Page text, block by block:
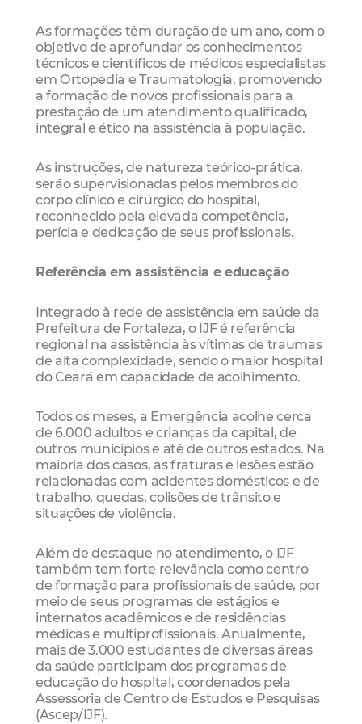
As formações têm duração de um ano, com o
objetivo de aprofundar os conhecimentos
técnicos e científicos de médicos especialistas
em Ortopedia e Traumatologia, promovendo
a formação de novos profissionais para a
prestação de um atendimento qualificado,
integral e ético na assistência à população.
As instruções, de natureza teórico-prática,
serão supervisionadas pelos membros do
corpo clínico e cirúrgico do hospital,
reconhecido pela elevada competência,
perícia e dedicação de seus profissionais.
Referência em assistência e educação
Integrado à rede de assistência em saúde da
Prefeitura de Fortaleza, o IJF é referência
regional na assistência às vítimas de traumas
de alta complexidade, sendo o maior hospital
do Ceará em capacidade de acolhimento.
Todos os meses, a Emergência acolhe cerca
de 6.000 adultos e crianças da capital, de
outros municípios e até de outros estados. Na
maioria dos casos, as fraturas e lesões estão
relacionadas com acidentes domésticos e de
trabalho, quedas, colisões de trânsito e
situações de violência.
Além de destaque no atendimento, o IJF
também tem forte relevância como centro
de formação para profissionais de saúde, por
meio de seus programas de estágios e
internatos acadêmicos e de residências
médicas e multiprofissionais. Anualmente,
mais de 3.000 estudantes de diversas áreas
da saúde participam dos programas de
educação do hospital, coordenados pela
Assessoria de Centro de Estudos e Pesquisas
(Ascep/IJF).